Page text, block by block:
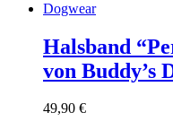
Halsband
von Buddy’s
49,90 €